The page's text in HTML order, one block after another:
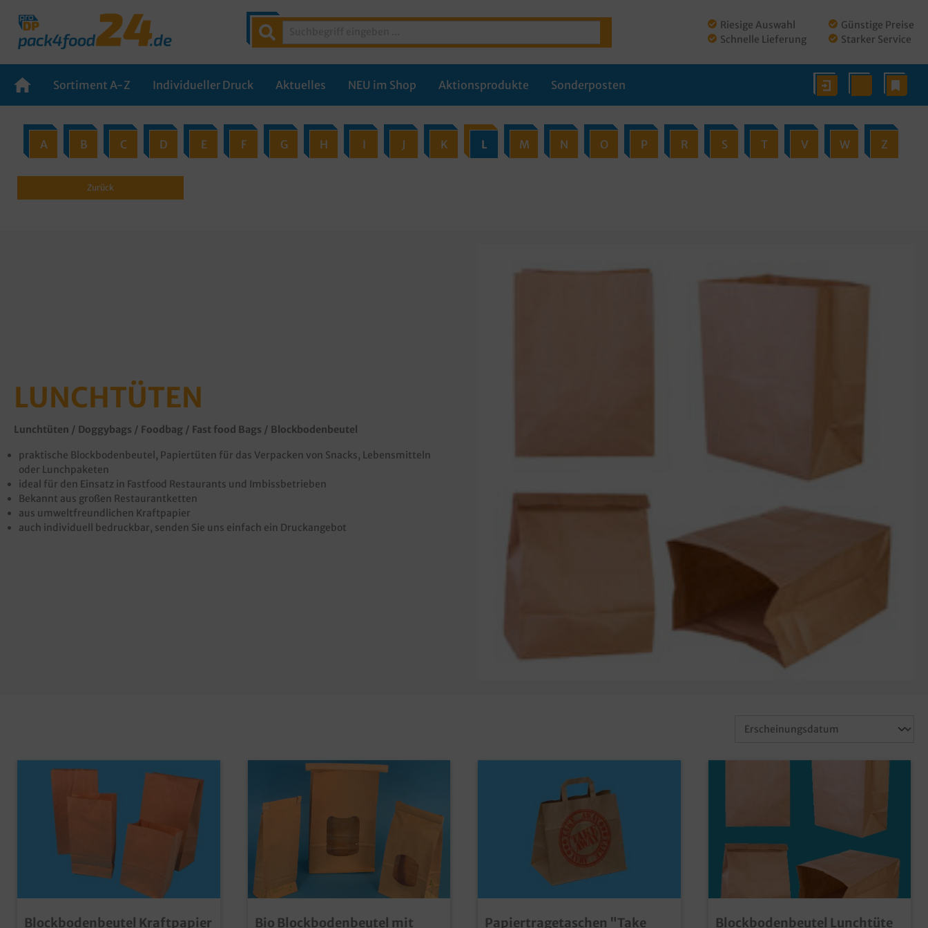
Riesige Auswahl
Schnelle Lieferung
Günstige Preise
Starker Service
Sortiment A-Z Individueller Druck Aktuelles NEU im Shop Aktionsprodukte Sonderposten
A B C D E F G H I J K L M N O P R S T V W Z
Zurück
LUNCHTÜTEN
Lunchtüten / Doggybags / Foodbag / Fast food Bags / Blockbodenbeutel
praktische Blockbodenbeutel, Papiertüten für das Verpacken von Snacks, Lebensmitteln
oder Lunchpaketen
ideal für den Einsatz in Fastfood Restaurants und Imbissbetrieben
Bekannt aus großen Restaurantketten
aus umweltfreundlichen Kraftpapier
auch individuell bedruckbar, senden Sie uns einfach ein Druckangebot
Blockbodenbeutel Kraftpapier
Bio Blockbodenbeutel mit
Papiertragetaschen "Take
Blockbodenbeutel Lunchtüte